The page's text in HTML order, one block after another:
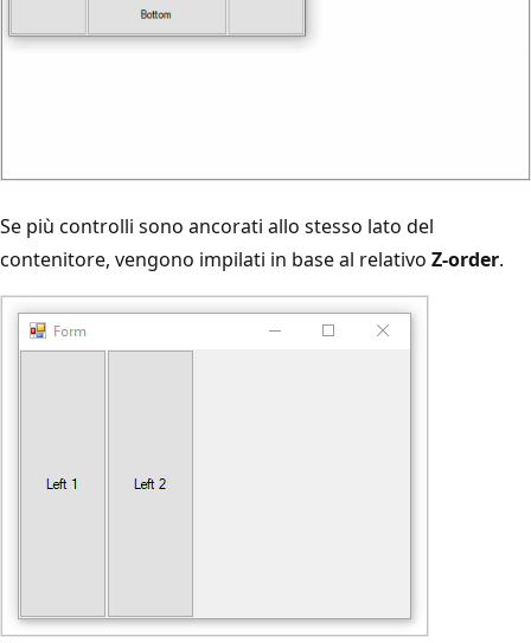
Se più controlli sono ancorati allo stesso lato del
contenitore, vengono impilati in base al relativo Z-order.